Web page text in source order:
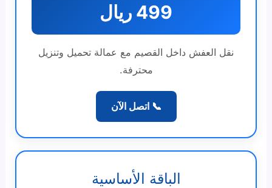
499 ريال
نقل العفش داخل القصيم مع عمالة تحميل وتنزيل
محترفة.
📞 اتصل الآن
الباقة الأساسية